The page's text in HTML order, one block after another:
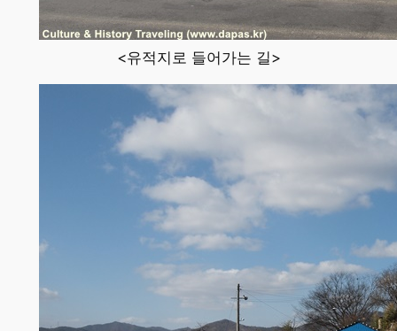
<유적지로 들어가는 길>